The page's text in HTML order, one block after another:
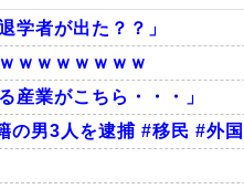
韓国人「大韓航空の熊本
Powered by livedoor 相
学者が出た？？」
ｗｗｗｗｗｗｗ
産業がこちら・・・」
の男3人を逮捕 #移民 #外